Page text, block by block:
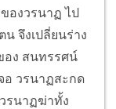
องวรนาฏ ไป
จึงเปลี่ยนร่าง
ง สนทรรศน์
อ วรนาฏสะกด
รนาฏฆ่าทั้ง